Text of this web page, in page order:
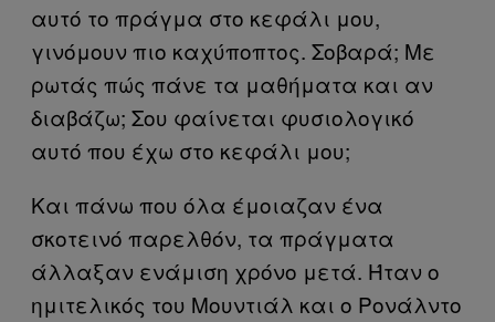
αυτό το πράγμα στο κεφάλι μου,
γινόμουν πιο καχύποπτος. Σοβαρά; Με
ρωτάς πώς πάνε τα μαθήματα και αν
διαβάζω; Σου φαίνεται φυσιολογικό
αυτό που έχω στο κεφάλι μου;
Και πάνω που όλα έμοιαζαν ένα
σκοτεινό παρελθόν, τα πράγματα
άλλαξαν ενάμιση χρόνο μετά. Ήταν ο
ημιτελικός του Μουντιάλ και ο Ρονάλντο